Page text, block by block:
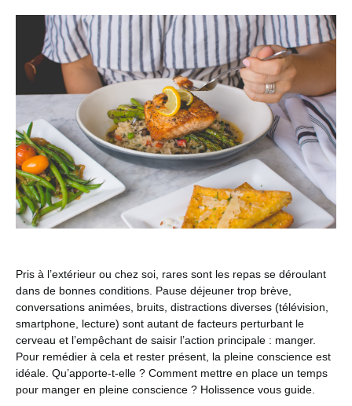
Pris à l’extérieur ou chez soi, rares sont les repas se déroulant
dans de bonnes conditions. Pause déjeuner trop brève,
conversations animées, bruits, distractions diverses (télévision,
smartphone, lecture) sont autant de facteurs perturbant le
cerveau et l’empêchant de saisir l’action principale : manger.
Pour remédier à cela et rester présent, la pleine conscience est
idéale. Qu’apporte-t-elle ? Comment mettre en place un temps
pour manger en pleine conscience ? Holissence vous guide.